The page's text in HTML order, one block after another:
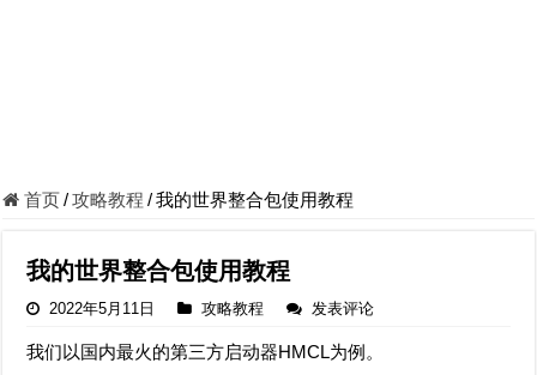
首页/攻略教程 /我的世界整合包使用教程
我的世界整合包使用教程
2022年5月11日 攻略教程 发表评论
我们以国内最火的第三方启动器HMCL为例。